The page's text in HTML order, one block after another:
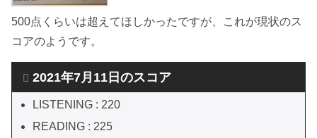
500点くらいは超えてほしかったですが、これが現状のス
コアのようです。
2021年7月11日のスコア
LISTENING : 220
READING : 225